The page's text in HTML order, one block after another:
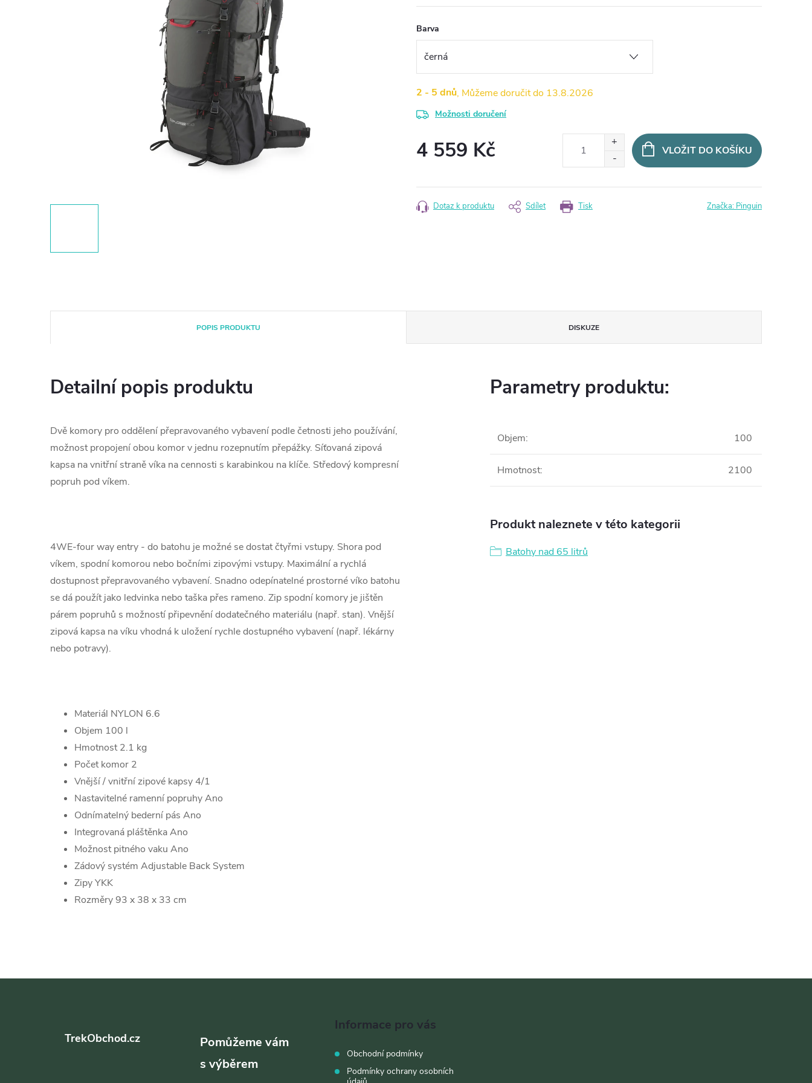
Barva
2 - 5 dnů 13.8.2026
Možnosti doručení
4 559 Kč VLOŽIT DO KOŠÍKU
Tisk
Dotaz k produktu Sdílet Značka: Pinguin
POPIS PRODUKTU DISKUZE
Detailní popis produktu
Dvě komory pro oddělení přepravovaného vybavení podle četnosti jeho používání,
možnost propojení obou komor v jednu rozepnutím přepážky. Síťovaná zipová
kapsa na vnitřní straně víka na cennosti s karabinkou na klíče. Středový kompresní
popruh pod víkem.
4WE-four way entry - do batohu je možné se dostat čtyřmi vstupy. Shora pod
víkem, spodní komorou nebo bočními zipovými vstupy. Maximální a rychlá
dostupnost přepravovaného vybavení. Snadno odepínatelné prostorné víko batohu
se dá použít jako ledvinka nebo taška přes rameno. Zip spodní komory je jištěn
párem popruhů s možností připevnění dodatečného materiálu (např. stan). Vnější
zipová kapsa na víku vhodná k uložení rychle dostupného vybavení (např. lékárny
nebo potravy).
Materiál NYLON 6.6
Objem 100 l
Hmotnost 2.1 kg
Počet komor 2
Vnější / vnitřní zipové kapsy 4/1
Nastavitelné ramenní popruhy Ano
Odnímatelný bederní pás Ano
Integrovaná pláštěnka Ano
Možnost pitného vaku Ano
Zádový systém Adjustable Back System
Zipy YKK
Rozměry 93 x 38 x 33 cm
Parametry produktu:
Objem: 100
Hmotnost: 2100
Produkt naleznete v této kategorii
Batohy nad 65 litrů
TrekObchod.cz
Informace pro vás
Obchodní podmínky
Podmínky ochrany osobních